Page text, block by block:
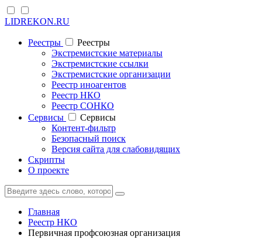
LIDREKON.RU
Реестры
Реестры
Экстремистские материалы
Экстремистские ссылки
Экстремистские организации
Реестр иноагентов
Реестр НКО
Реестр СОНКО
Cервисы
Cервисы
Контент-фильтр
Безопасный поиск
Версия сайта для слабовидящих
Скрипты
О проекте
Главная
Реестр НКО
Первичная профсоюзная организация